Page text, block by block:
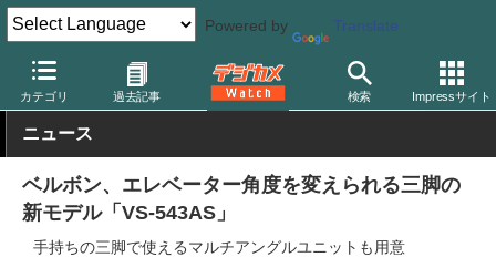
Powered by Translate
カテゴリ 過去記事 検索 Impressサイト
デジカメ Watch 撮影用品 三脚/一脚/雲台 ベルボン
ニュース
ベルボン、エレベーター角度を変えられる三脚の
新モデル「VS-543AS」
手持ちの三脚で使えるマルチアングルユニットも用意